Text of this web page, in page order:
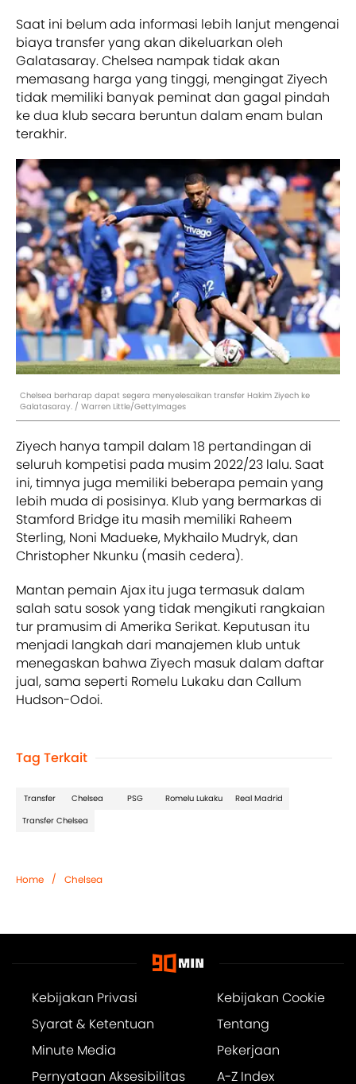
Saat ini belum ada informasi lebih lanjut mengenai
biaya transfer yang akan dikeluarkan oleh
Galatasaray. Chelsea nampak tidak akan
memasang harga yang tinggi, mengingat Ziyech
tidak memiliki banyak peminat dan gagal pindah
ke dua klub secara beruntun dalam enam bulan
terakhir.
Chelsea berharap dapat segera menyelesaikan transfer Hakim Ziyech ke
Galatasaray. / Warren Little/GettyImages
Ziyech hanya tampil dalam 18 pertandingan di
seluruh kompetisi pada musim 2022/23 lalu. Saat
ini, timnya juga memiliki beberapa pemain yang
lebih muda di posisinya. Klub yang bermarkas di
Stamford Bridge itu masih memiliki Raheem
Sterling, Noni Madueke, Mykhailo Mudryk, dan
Christopher Nkunku (masih cedera).
Mantan pemain Ajax itu juga termasuk dalam
salah satu sosok yang tidak mengikuti rangkaian
tur pramusim di Amerika Serikat. Keputusan itu
menjadi langkah dari manajemen klub untuk
menegaskan bahwa Ziyech masuk dalam daftar
jual, sama seperti Romelu Lukaku dan Callum
Hudson-Odoi.
Tag Terkait
Transfer Chelsea PSG Romelu Lukaku
Real Madrid
Transfer Chelsea
Home / Chelsea
Kebijakan Privasi
Kebijakan Cookie
Syarat & Ketentuan
Tentang
Minute Media
Pekerjaan
Pernyataan Aksesibilitas
A-Z Index